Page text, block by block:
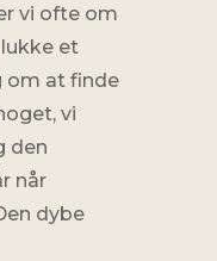
vi ofte om
et
om at finde
vi
den
når
dybe